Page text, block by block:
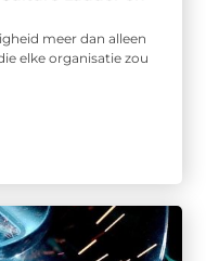
meer dan alleen
elke organisatie zou